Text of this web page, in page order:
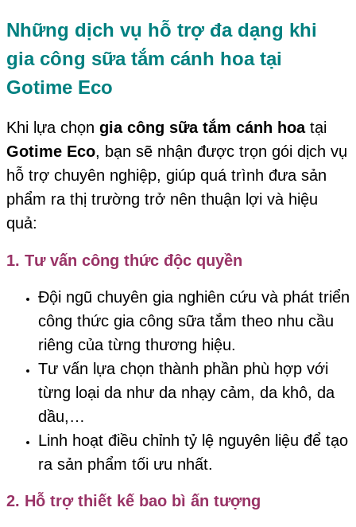
Những dịch vụ hỗ trợ đa dạng khi
gia công sữa tắm cánh hoa tại
Gotime Eco
Khi lựa chọn gia công sữa tắm cánh hoatại
Gotime Eco, bạn sẽ nhận được trọn gói dịch vụ
hỗ trợ chuyên nghiệp, giúp quá trình đưa sản
phẩm ra thị trường trở nên thuận lợi và hiệu
quả:
1. Tư vấn công thức độc quyền
Đội ngũ chuyên gia nghiên cứu và phát triển
công thức gia công sữa tắm theo nhu cầu
riêng của từng thương hiệu.
Tư vấn lựa chọn thành phần phù hợp với
từng loại da như da nhạy cảm, da khô, da
dầu,…
Linh hoạt điều chỉnh tỷ lệ nguyên liệu để tạo
ra sản phẩm tối ưu nhất.
2. Hỗ trợ thiết kế bao bì ấn tượng